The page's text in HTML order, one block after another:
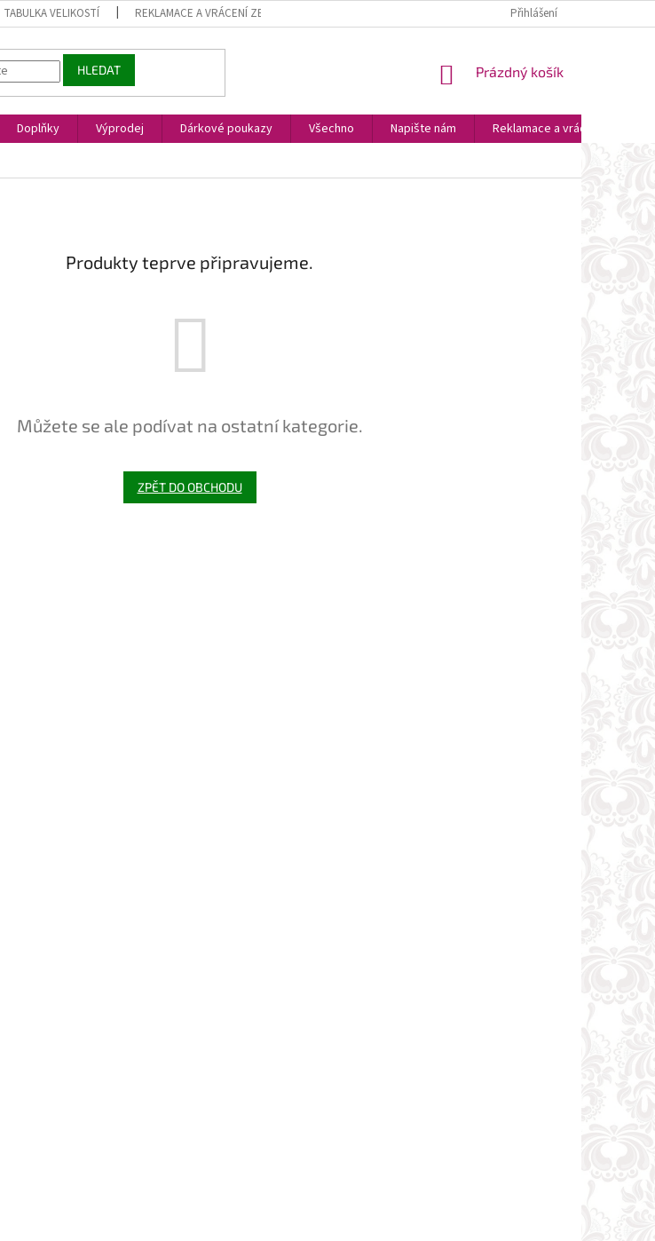
TABULKA VELIKOSTÍ REKLAMACE A VRÁCENÍ ZBOŽÍ OSOBNÍ VYZVEDNUTÍ
Přihlášení
HLEDAT
NÁKUPNÍ
Prázdný košík
Doplňky Výprodej Dárkové poukazy Všechno Napište nám
Reklamace a vrácení zboží
Produkty teprve připravujeme.
Můžete se ale podívat na ostatní kategorie.
ZPĚT DO OBCHODU